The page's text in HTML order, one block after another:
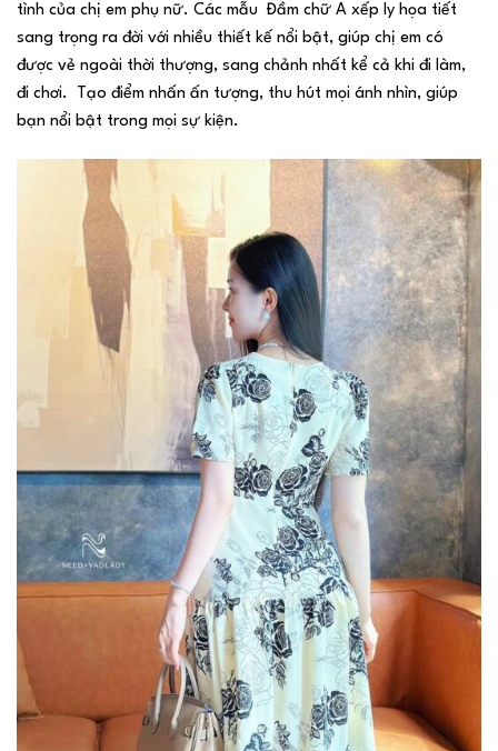
tình của chị em phụ nữ. Các mẫu Đầm chữ A xếp ly họa tiết
sang trọng ra đời với nhiều thiết kế nổi bật, giúp chị em có
được vẻ ngoài thời thượng, sang chảnh nhất kể cả khi đi làm,
đi chơi. Tạo điểm nhấn ấn tượng, thu hút mọi ánh nhìn, giúp
bạn nổi bật trong mọi sự kiện.